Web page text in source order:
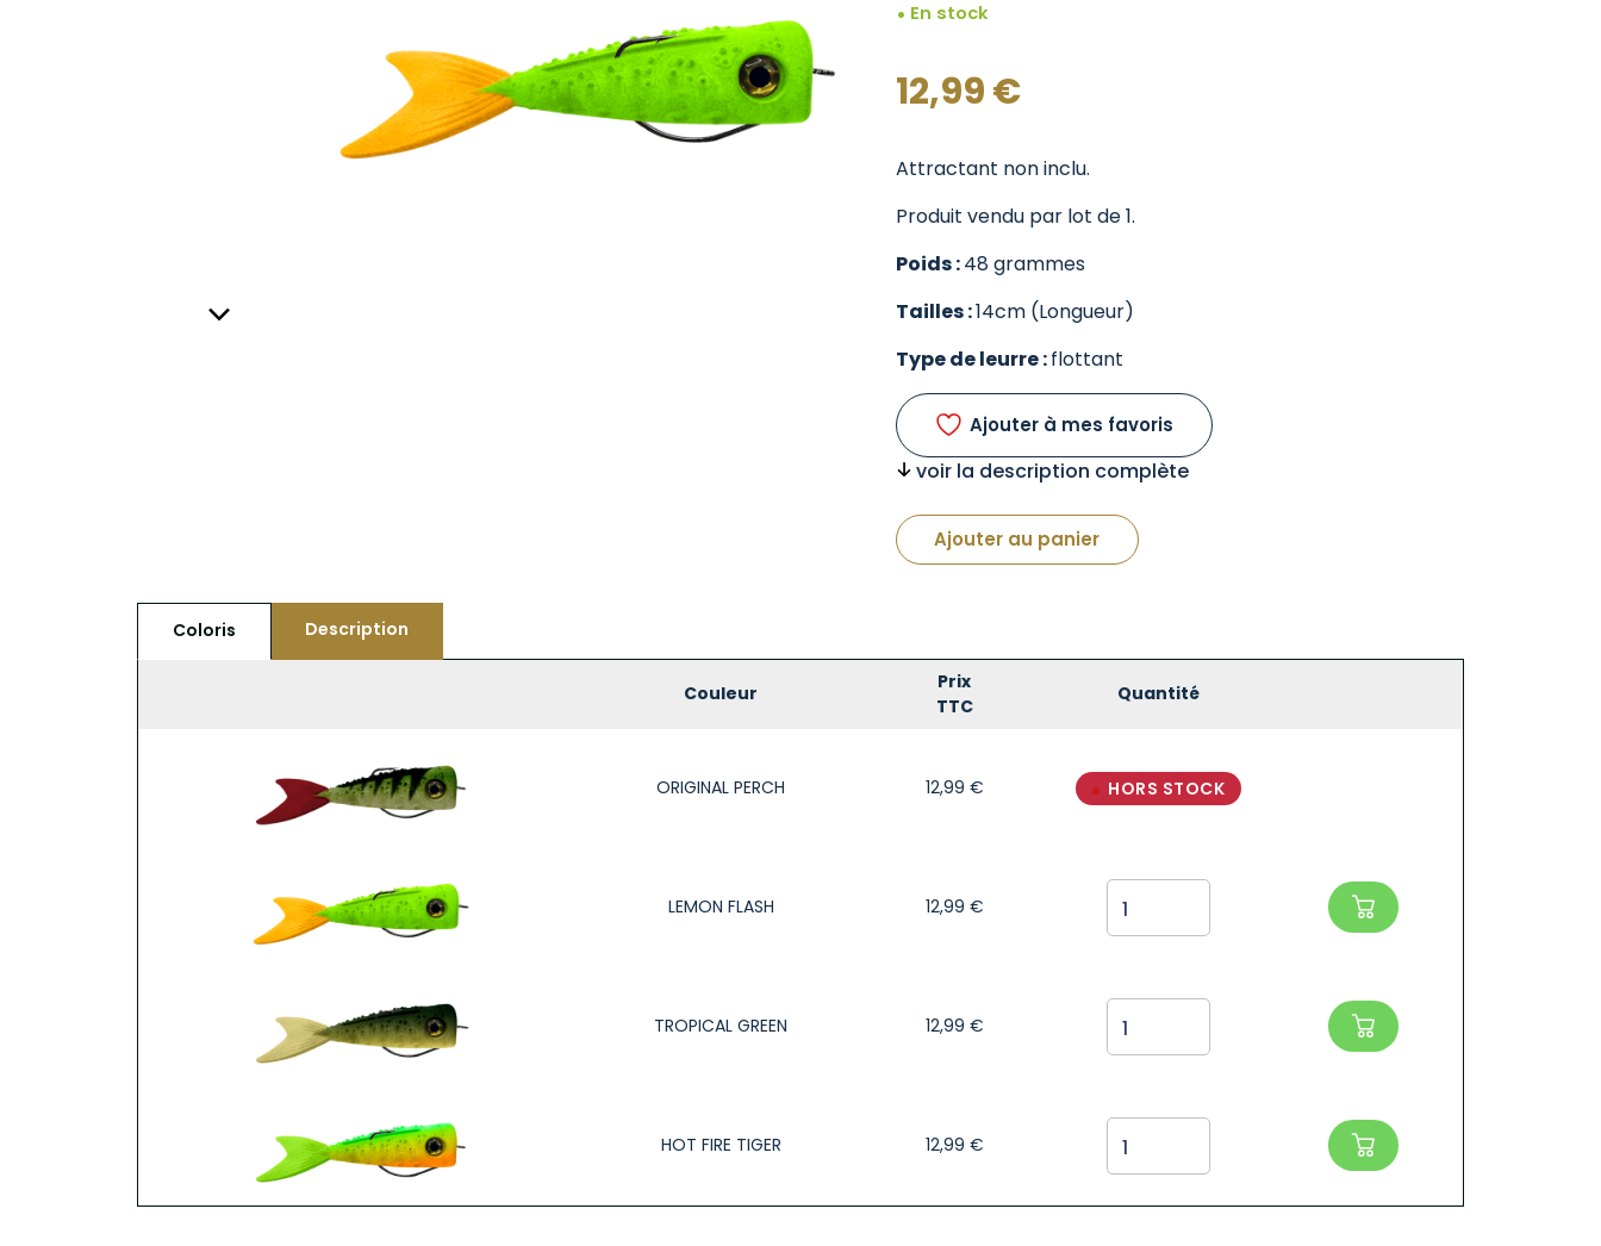
En stock
12,99€
Attractant non inclu.
Produit vendu par lot de 1.
Poids :48 grammes
Tailles :14cm (Longueur)
Type de leurre :flottant
Ajouter à mes favoris
voir la description complète
Ajouter au panier
Coloris Description
Couleur
Prix
TTC
Quantité
ORIGINAL PERCH 12,99 € HORS STOCK
LEMON FLASH 12,99 €
TROPICAL GREEN 12,99 €
HOT FIRE TIGER 12,99 €